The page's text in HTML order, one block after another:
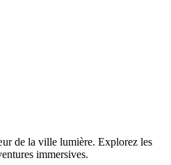
de la ville lumière. Explorez les
immersives.